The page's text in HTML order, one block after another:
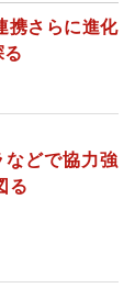
携さらに進化
などで協力強
る